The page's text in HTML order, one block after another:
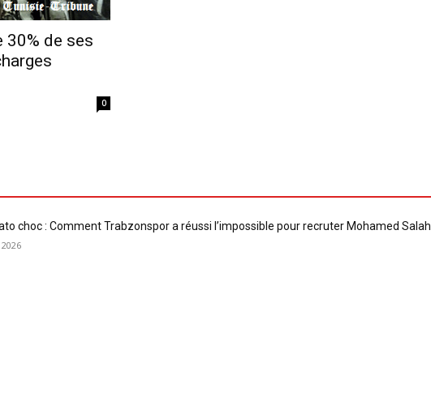
30% de ses
0
choc : Comment Trabzonspor a réussi l’impossible pour recruter Mohamed Salah